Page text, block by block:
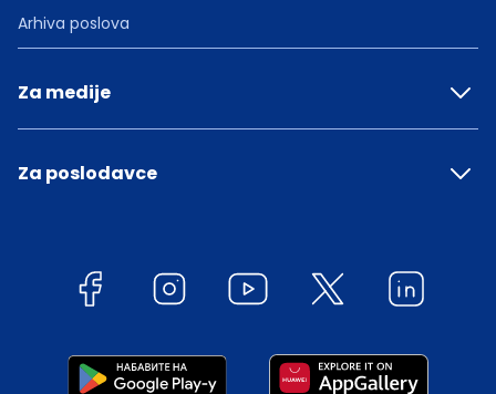
Arhiva poslova
Za medije
Za poslodavce